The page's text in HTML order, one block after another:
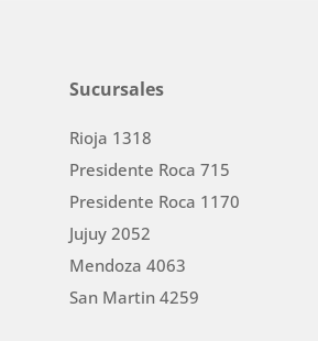
Sucursales
Rioja 1318
Presidente Roca 715
Presidente Roca 1170
Jujuy 2052
Mendoza 4063
San Martin 4259